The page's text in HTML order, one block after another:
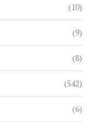
(10)
(9)
(8)
(542)
(6)